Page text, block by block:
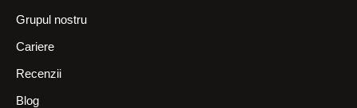
Grupul nostru
Cariere
Recenzii
Blog